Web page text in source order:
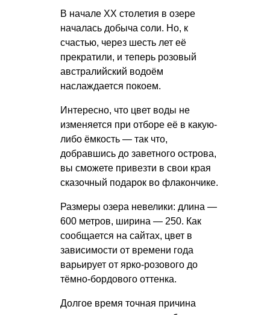
В начале ХХ столетия в озере
началась добыча соли. Но, к
счастью, через шесть лет её
прекратили, и теперь розовый
австралийский водоём
наслаждается покоем.
Интересно, что цвет воды не
изменяется при отборе её в какую-
либо ёмкость — так что,
добравшись до заветного острова,
вы сможете привезти в свои края
сказочный подарок во флакончике.
Размеры озера невелики: длина —
600 метров, ширина — 250. Как
сообщается на сайтах, цвет в
зависимости от времени года
варьирует от ярко-розового до
тёмно-бордового оттенка.
Долгое время точная причина